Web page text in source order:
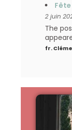
2 juin
The
fr.